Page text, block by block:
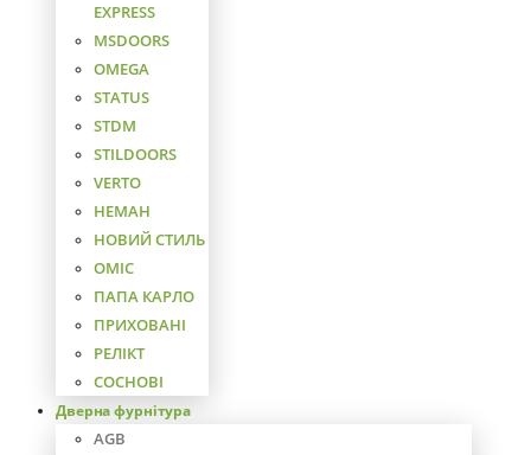
EXPRESS
MSDOORS
OMEGA
STATUS
STDM
STILDOORS
VERTO
НЕМАН
НОВИЙ СТИЛЬ
ОМІС
ПАПА КАРЛО
ПРИХОВАНІ
РЕЛІКТ
СОСНОВІ
Дверна фурнітура
AGB